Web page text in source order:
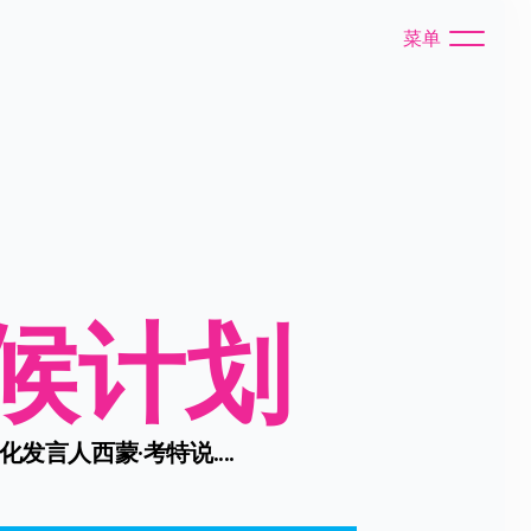
菜单
计划
发言人西蒙·考特说....